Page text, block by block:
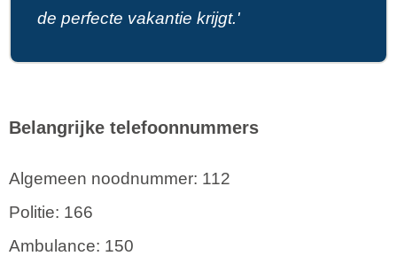
de perfecte vakantie krijgt.'
Belangrijke telefoonnummers
Algemeen noodnummer: 112
Politie: 166
Ambulance: 150